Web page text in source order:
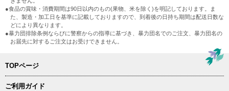
●食品の賞味・消費期間は90日以内のもの(果物、米を除く)を明記しております。ま
た、製造・加工日を基準に記載しておりますので、到着後の日持ち期間は配送日数な
どにより異なります。
●暴力団排除条例ならびに警察からの指導に基づき、暴力団名でのご注文、暴力団名の
お届先に対するご注文はお受けできません。
TOPページ
ご利用ガイド